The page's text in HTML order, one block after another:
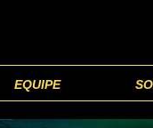
EQUIPE